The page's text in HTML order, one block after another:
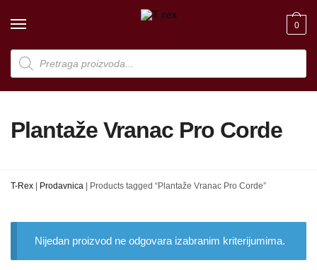
Products
search
0
Plantaže Vranac Pro Corde
T-Rex | Prodavnica | Products tagged “Plantaže Vranac Pro Corde”
Nijedan proizvod ne odgovara izabranim kriterijumima.